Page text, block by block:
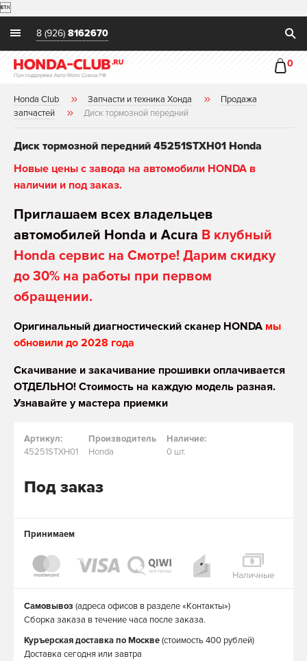

8 (926) 8162670
0
Honda Club Запчасти и техника Хонда
Продажа
запчастей
Диск тормозной передний
Диск тормозной передний 45251STXH01 Honda
Новые цены с завода на автомобили HONDA в
наличии и под заказ.
Приглашаем всех владельцев
автомобилей Honda и Acura В клубный
Honda сервис на Смотре! Дарим скидку
до 30% на работы при первом
обращении.
Оригинальный диагностический сканер HONDA мы
обновили до 2028 года
Скачивание и закачивание прошивки оплачивается
ОТДЕЛЬНО! Стоимость на каждую модель разная.
Узнавайте у мастера приемки
Артикул:
45251STXH01
Производитель
Honda
Наличие:
0 шт.
Под заказ
Принимаем
Самовывоз (адреса офисов в разделе «Контакты»)
Сборка заказа в течение часа после заказа.
Куръерская доставка по Москве(стоимость 400 рублей)
Доставка сегодня или завтра